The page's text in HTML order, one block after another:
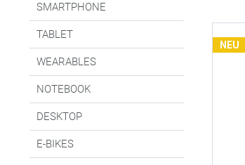
SMARTPHONE
TABLET
WEARABLES
NOTEBOOK
DESKTOP
E-BIKES
NEU